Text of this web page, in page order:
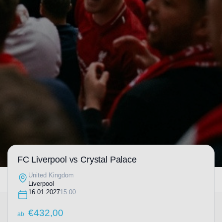
FC Liverpool vs Crystal Palace
United Kingdom
Liverpool
16.01.202715:00
ab €432,00